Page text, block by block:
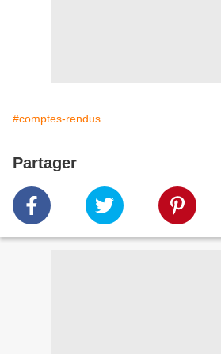
#comptes-rendus
Partager